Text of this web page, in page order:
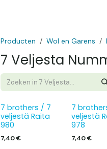
Producten Wol en Garens
7 Veljesta
7 brothers / 7
veljestä Raita
980
7,40€
7
veljestä
978
7,40€